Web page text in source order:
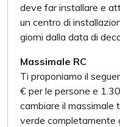
deve far installare e
un centro di
giorni dalla data di
Massimale RC
Ti proponiamo il
€ per le persone e
cambiare il massimale
verde